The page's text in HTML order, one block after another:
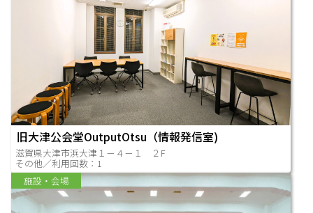
旧大津公会堂OutputOtsu（情報発信室)
滋賀県大津市浜大津１－４－１ ２F
その他／利用回数：1
施設・会場